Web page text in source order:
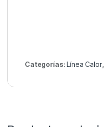
Categorías:Línea Calor,